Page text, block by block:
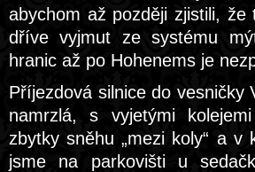
abychom až později zjistili, že
dříve vyjmut ze systému
hranic až po Hohenems je
Příjezdová silnice do vesničky
namrzlá, s vyjetými
zbytky sněhu „mezi koly“ a v
jsme na parkovišti u